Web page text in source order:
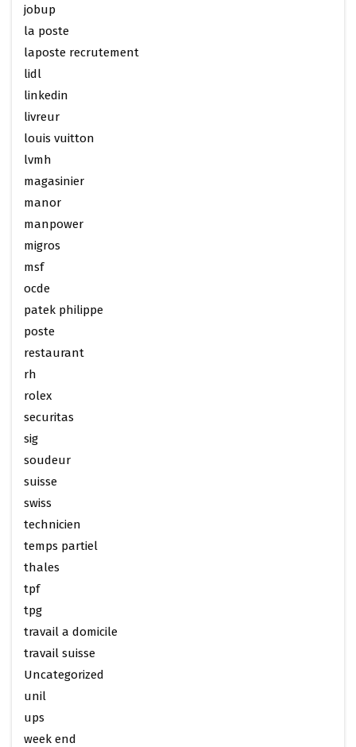
jobup
la poste
laposte recrutement
lidl
linkedin
livreur
louis vuitton
lvmh
magasinier
manor
manpower
migros
msf
ocde
patek philippe
poste
restaurant
rh
rolex
securitas
sig
soudeur
suisse
swiss
technicien
temps partiel
thales
tpf
tpg
travail a domicile
travail suisse
Uncategorized
unil
ups
week end